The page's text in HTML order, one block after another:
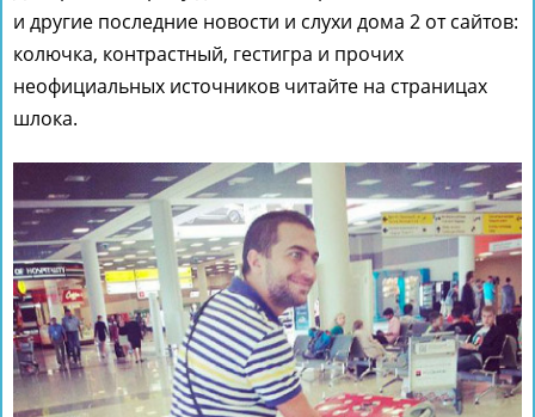
и другие последние новости и слухи дома 2 от сайтов:
колючка, контрастный, гестигра и прочих
неофициальных источников читайте на страницах
шлока.